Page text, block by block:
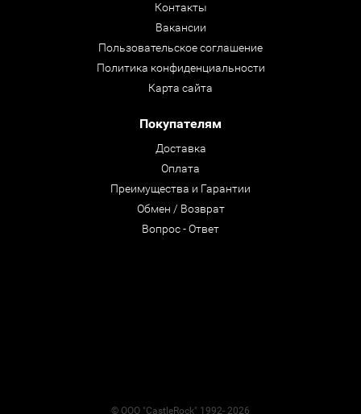
Контакты
Вакансии
Пользовательское соглашение
Политика конфиденциальности
Карта сайта
Покупателям
Доставка
Оплата
Преимущества и Гарантии
Обмен / Возврат
Вопрос - Ответ
© ООО "CastleRock" 1992- 2026